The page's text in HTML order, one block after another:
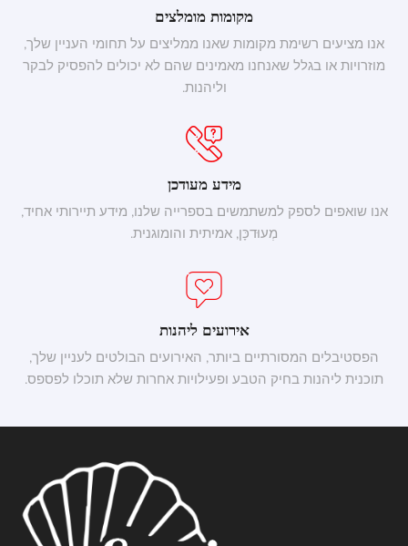
מקומות מומלצים
אנו מציעים רשימת מקומות שאנו ממליצים על תחומי העניין שלך,
מוזרויות או בגלל שאנחנו מאמינים שהם לא יכולים להפסיק לבקר
וליהנות.
מידע מעודכן
אנו שואפים לספק למשתמשים בספרייה שלנו, מידע תיירותי אחיד,
מְעוּדכָּן, אמיתית והומוגנית.
אירועים ליהנות
הפסטיבלים המסורתיים ביותר, האירועים הבולטים לעניין שלך,
תוכנית ליהנות בחיק הטבע ופעילויות אחרות שלא תוכלו לפספס.